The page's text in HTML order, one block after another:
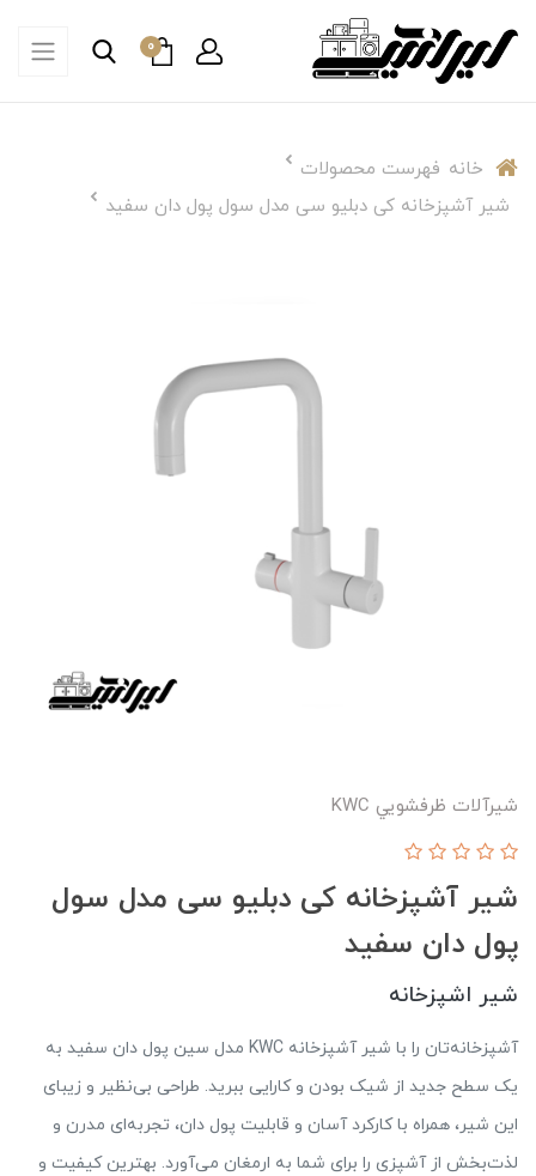
0
خانه فهرست محصولات
شیر آشپزخانه کی دبلیو سی مدل سول پول دان سفید
شيرآلات ظرفشويي KWC
شیر آشپزخانه کی دبلیو سی مدل سول
پول دان سفید
شیر اشپزخانه
آشپزخانه‌تان را با شیر آشپزخانه KWC مدل سین پول دان سفید به
یک سطح جدید از شیک بودن و کارایی ببرید. طراحی بی‌نظیر و زیبای
این شیر، همراه با کارکرد آسان و قابلیت پول دان، تجربه‌ای مدرن و
لذت‌بخش از آشپزی را برای شما به ارمغان می‌آورد. بهترین کیفیت و